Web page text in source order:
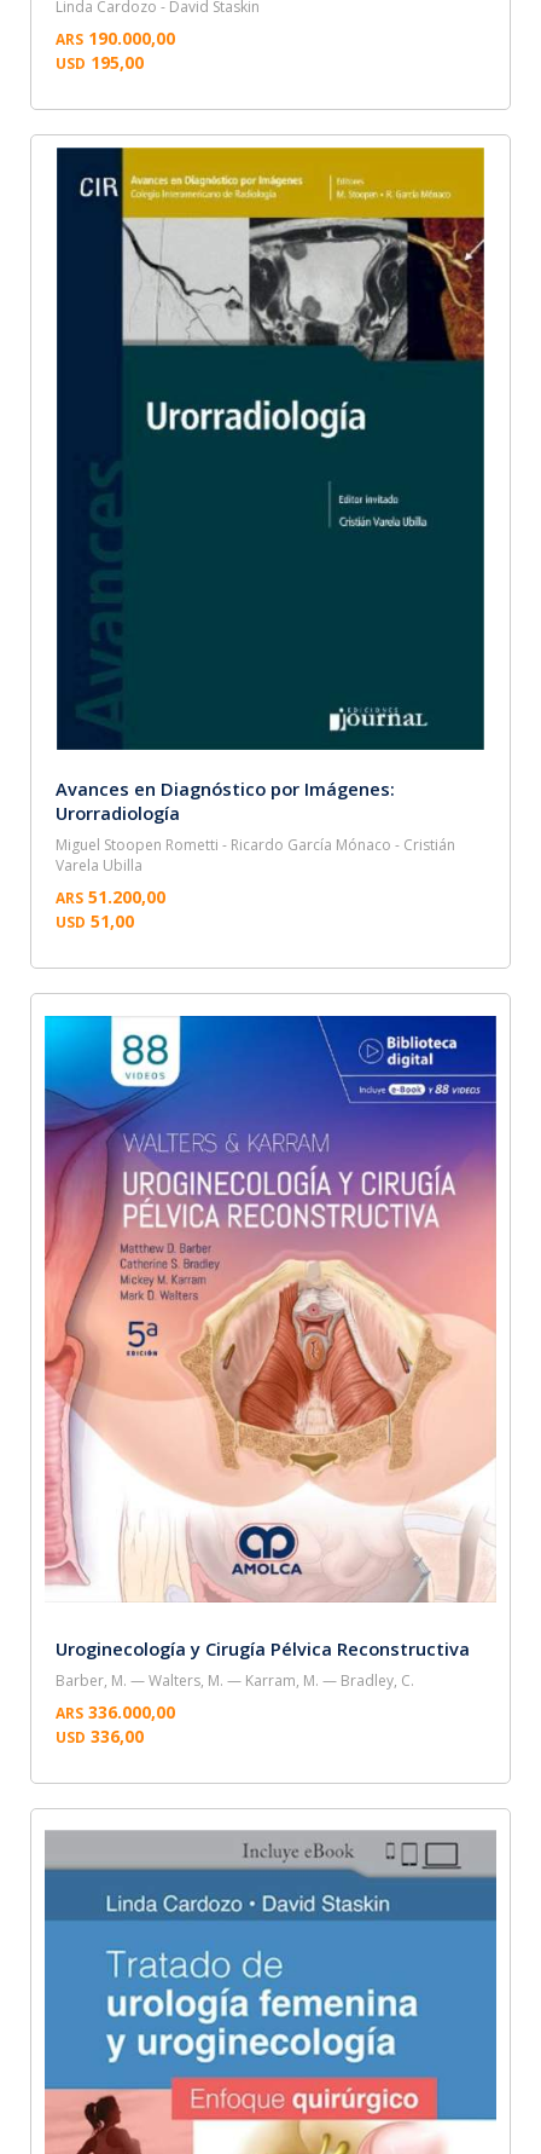
Linda Cardozo - David Staskin
ARS 190.000,00
USD 195,00
Avances en Diagnóstico por Imágenes:
Urorradiología
Miguel Stoopen Rometti - Ricardo García Mónaco - Cristián
Varela Ubilla
ARS 51.200,00
USD 51,00
Uroginecología y Cirugía Pélvica Reconstructiva
Barber, M. — Walters, M. — Karram, M. — Bradley, C.
ARS 336.000,00
USD 336,00